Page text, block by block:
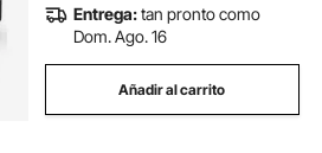
Entrega:tan pronto como
Dom. Ago. 16
Añadir al carrito